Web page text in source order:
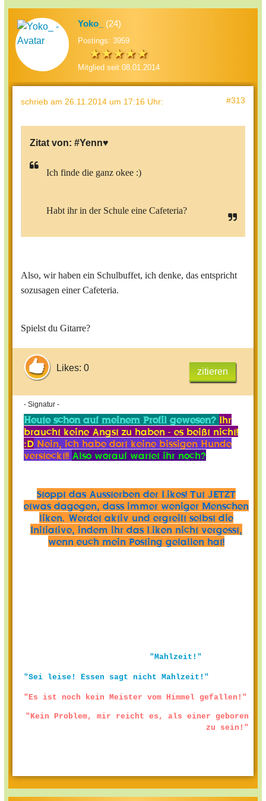
Yoko_ (24)
Postings: 3959
Mitglied seit 08.01.2014
schrieb am 26.11.2014 um 17:16 Uhr: #313
Zitat von: #Yenn♥
Ich finde die ganz okee :)
Habt ihr in der Schule eine Cafeteria?
Also, wir haben ein Schulbuffet, ich denke, das entspricht
sozusagen einer Cafeteria.
Spielst du Gitarre?
Likes: 0 zitieren
- Signatur -
Heute schon auf meinem Profil gewesen? Ihr
braucht keine Angst zu haben - es beißt nicht!
:D Nein, ich habe dort keine bissigen Hunde
versteckt!! Also worauf wartet ihr noch?
Stoppt das Aussterben der Likes! Tut JETZT
etwas dagegen, dass immer weniger Menschen
liken. Werdet aktiv und ergreift selbst die
Initiative, indem ihr das Liken nicht vergesst,
wenn euch mein Posting gefallen hat!
"Mahlzeit!"
"Sei leise! Essen sagt nicht Mahlzeit!"
"Es ist noch kein Meister vom Himmel gefallen!"
"Kein Problem, mir reicht es, als einer geboren
zu sein!"